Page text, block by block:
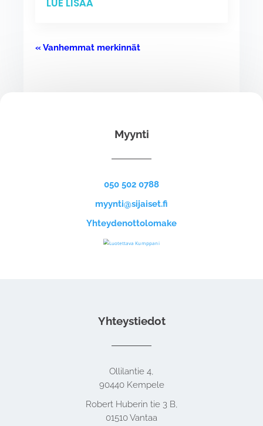
LUE LISÄÄ
« Vanhemmat merkinnät
Myynti
050 502 0788
myynti@sijaiset.fi
Yhteydenottolomake
Yhteystiedot
Ollilantie 4,
90440 Kempele
Robert Huberin tie 3 B,
01510 Vantaa